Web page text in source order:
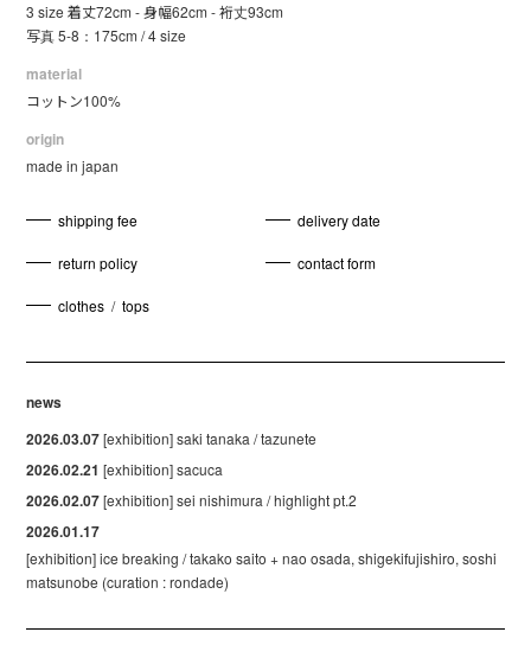
3 size 着丈72cm - 身幅62cm - 裄丈93cm
写真 5-8：175cm / 4 size
material
コットン100%
origin
made in japan
shipping fee delivery date
return policy contact form
clothes / tops
news
2026.03.07[exhibition] saki tanaka / tazunete
2026.02.21 [exhibition] sacuca
2026.02.07[exhibition] sei nishimura / highlight pt.2
2026.01.17
[exhibition] ice breaking / takako saito + nao osada, shigekifujishiro, soshi
matsunobe (curation : rondade)